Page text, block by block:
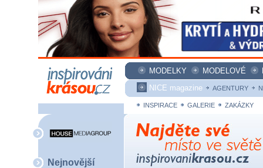
MODELKY MODELOVÉ
NICE magazine
AGENTURY
INSPIRACE GALERIE ZAKÁZKY
Nejnovější